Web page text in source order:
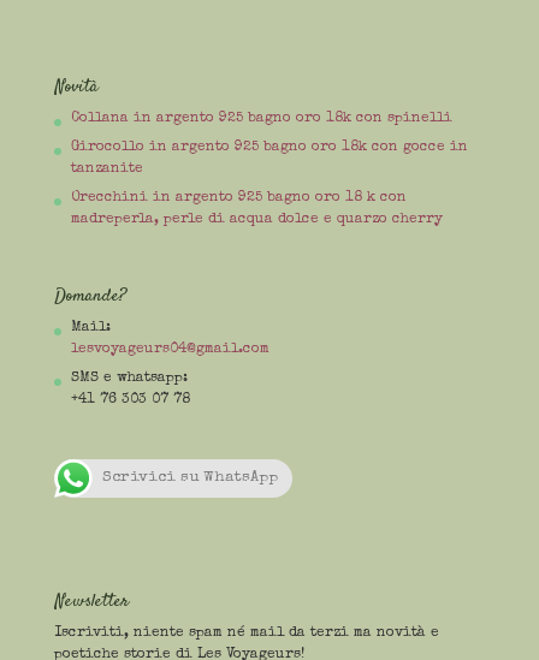
Novità
Collana in argento 925 bagno oro 18k con spinelli
Girocollo in argento 925 bagno oro 18k con gocce in
tanzanite
Orecchini in argento 925 bagno oro 18 k con
madreperla, perle di acqua dolce e quarzo cherry
Domande?
Mail:
lesvoyageurs04@gmail.com
SMS e whatsapp:
+41 76 303 07 78
Scrivici su WhatsApp
Newsletter
Iscriviti, niente spam né mail da terzi ma novità e
poetiche storie di Les Voyageurs!